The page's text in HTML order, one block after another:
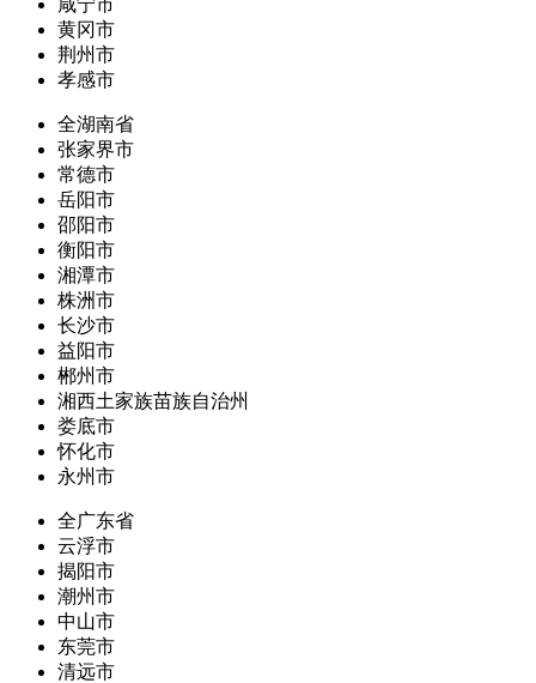
咸宁市
黄冈市
荆州市
孝感市
全湖南省
张家界市
常德市
岳阳市
邵阳市
衡阳市
湘潭市
株洲市
长沙市
益阳市
郴州市
湘西土家族苗族自治州
娄底市
怀化市
永州市
全广东省
云浮市
揭阳市
潮州市
中山市
东莞市
清远市